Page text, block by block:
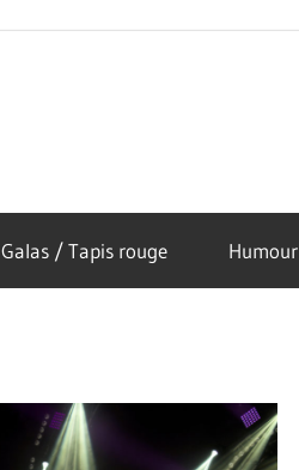
Galas / Tapis rouge Humour